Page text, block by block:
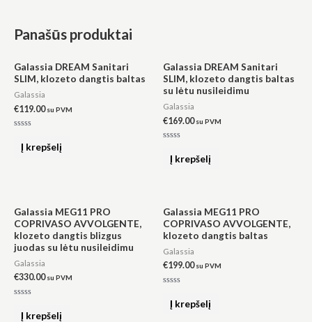
Panašūs produktai
Galassia DREAM Sanitari
SLIM, klozeto dangtis baltas
Galassia
€119.00 su PVM
Į krepšelį
Galassia DREAM Sanitari
SLIM, klozeto dangtis baltas
su lėtu nusileidimu
Galassia
€169.00 su PVM
Į krepšelį
Galassia MEG11 PRO
COPRIVASO AVVOLGENTE,
klozeto dangtis blizgus
juodas su lėtu nusileidimu
Galassia
€330.00 su PVM
Į krepšelį
Galassia MEG11 PRO
COPRIVASO AVVOLGENTE,
klozeto dangtis baltas
Galassia
€199.00 su PVM
Į krepšelį